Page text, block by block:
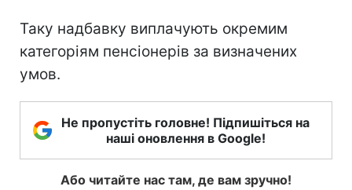
Таку надбавку виплачують окремим
категоріям пенсіонерів за визначених
умов.
Не пропустіть головне! Підпишіться на
наші оновлення в Google!
Або читайте нас там, де вам зручно!